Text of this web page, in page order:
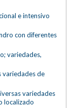
e intensivo
con diferentes
variedades,
variedades de
variedades
localizado